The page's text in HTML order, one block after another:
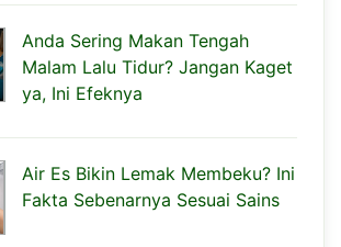
Anda Sering Makan Tengah
Malam Lalu Tidur? Jangan Kaget
ya, Ini Efeknya
Air Es Bikin Lemak Membeku? Ini
Fakta Sebenarnya Sesuai Sains